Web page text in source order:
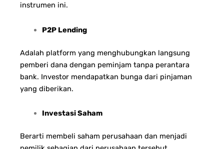
instrumen ini.
P2P Lending
Adalah platform yang menghubungkan langsung
pemberi dana dengan peminjam tanpa perantara
bank. Investor mendapatkan bunga dari pinjaman
yang diberikan.
Investasi Saham
Berarti membeli saham perusahaan dan menjadi